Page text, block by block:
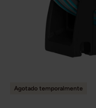
Agotado temporalmente